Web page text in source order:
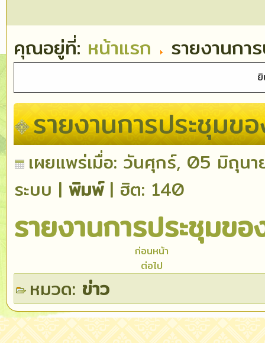
คุณอยู่ที่: หน้าแรก รายงานกา
ยินดีต้อนรับเข้าสู่ เท
รายงานการประชุมข
เผยแพร่เมื่อ: วันศุกร์, 05 มิถุน
ระบบ | พิมพ์ | ฮิต: 140
รายงานการประชุมข
ก่อนหน้า
ต่อไป
หมวด: ข่าว